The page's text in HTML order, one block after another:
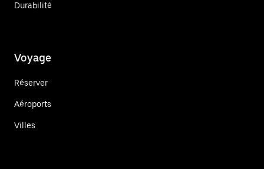
Durabilité
Voyage
Réserver
Aéroports
Villes